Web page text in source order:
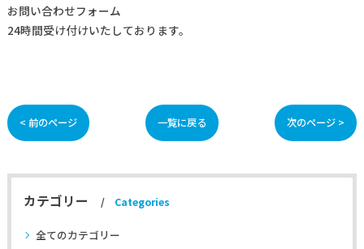
お問い合わせフォーム
24時間受け付けいたしております。
< 前のページ 一覧に戻る 次のページ >
カテゴリー Categories
全てのカテゴリー